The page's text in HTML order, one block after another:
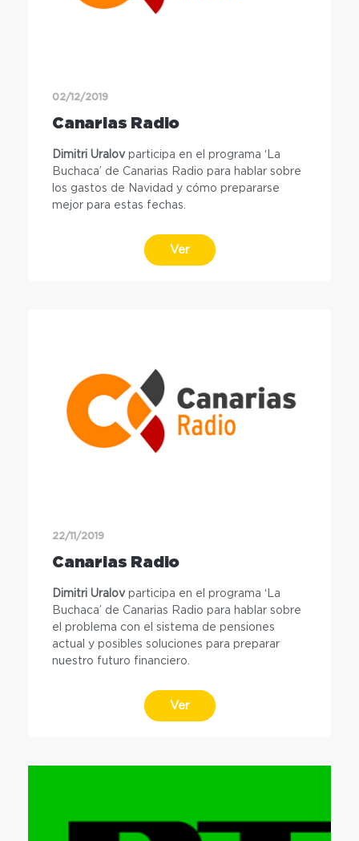
02/12/2019
Canarias Radio
Dimitri Uralov participa en el programa ‘La
Buchaca’ de Canarias Radio para hablar sobre
los gastos de Navidad y cómo prepararse
mejor para estas fechas.
Ver
22/11/2019
Canarias Radio
Dimitri Uralovparticipa en el programa ‘La
Buchaca’ de Canarias Radio para hablar sobre
el problema con el sistema de pensiones
actual y posibles soluciones para preparar
nuestro futuro financiero.
Ver